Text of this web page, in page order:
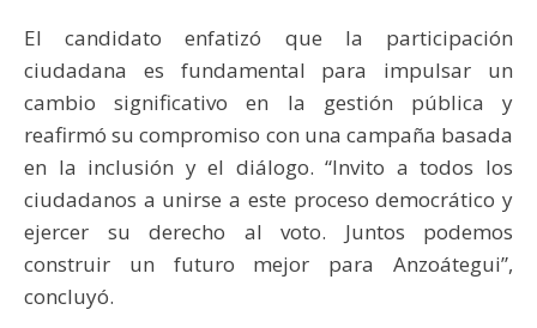
El candidato enfatizó que la participación
ciudadana es fundamental para impulsar un
cambio significativo en la gestión pública y
reafirmó su compromiso con una campaña basada
en la inclusión y el diálogo. “Invito a todos los
ciudadanos a unirse a este proceso democrático y
ejercer su derecho al voto. Juntos podemos
construir un futuro mejor para Anzoátegui”,
concluyó.